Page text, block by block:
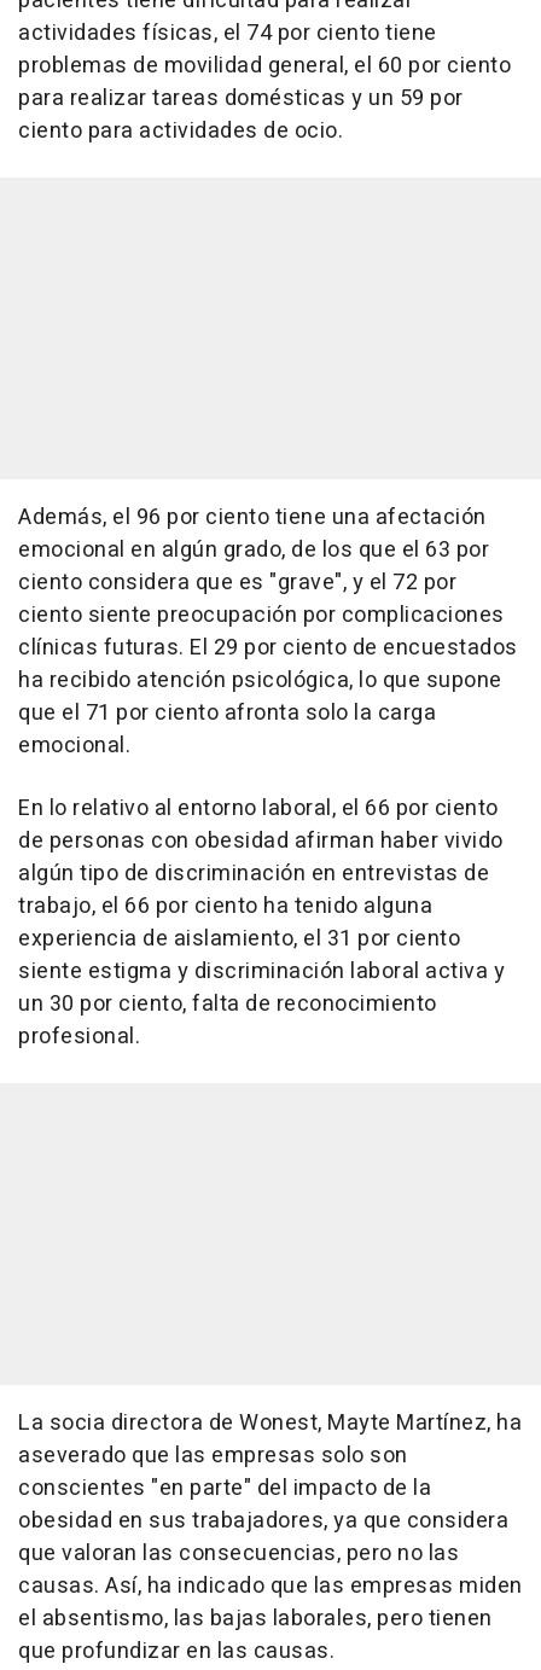
actividades físicas, el 74 por ciento tiene
problemas de movilidad general, el 60 por ciento
para realizar tareas domésticas y un 59 por
ciento para actividades de ocio.
Además, el 96 por ciento tiene una afectación
emocional en algún grado, de los que el 63 por
ciento considera que es "grave", y el 72 por
ciento siente preocupación por complicaciones
clínicas futuras. El 29 por ciento de encuestados
ha recibido atención psicológica, lo que supone
que el 71 por ciento afronta solo la carga
emocional.
En lo relativo al entorno laboral, el 66 por ciento
de personas con obesidad afirman haber vivido
algún tipo de discriminación en entrevistas de
trabajo, el 66 por ciento ha tenido alguna
experiencia de aislamiento, el 31 por ciento
siente estigma y discriminación laboral activa y
un 30 por ciento, falta de reconocimiento
profesional.
La socia directora de Wonest, Mayte Martínez, ha
aseverado que las empresas solo son
conscientes "en parte" del impacto de la
obesidad en sus trabajadores, ya que considera
que valoran las consecuencias, pero no las
causas. Así, ha indicado que las empresas miden
el absentismo, las bajas laborales, pero tienen
que profundizar en las causas.